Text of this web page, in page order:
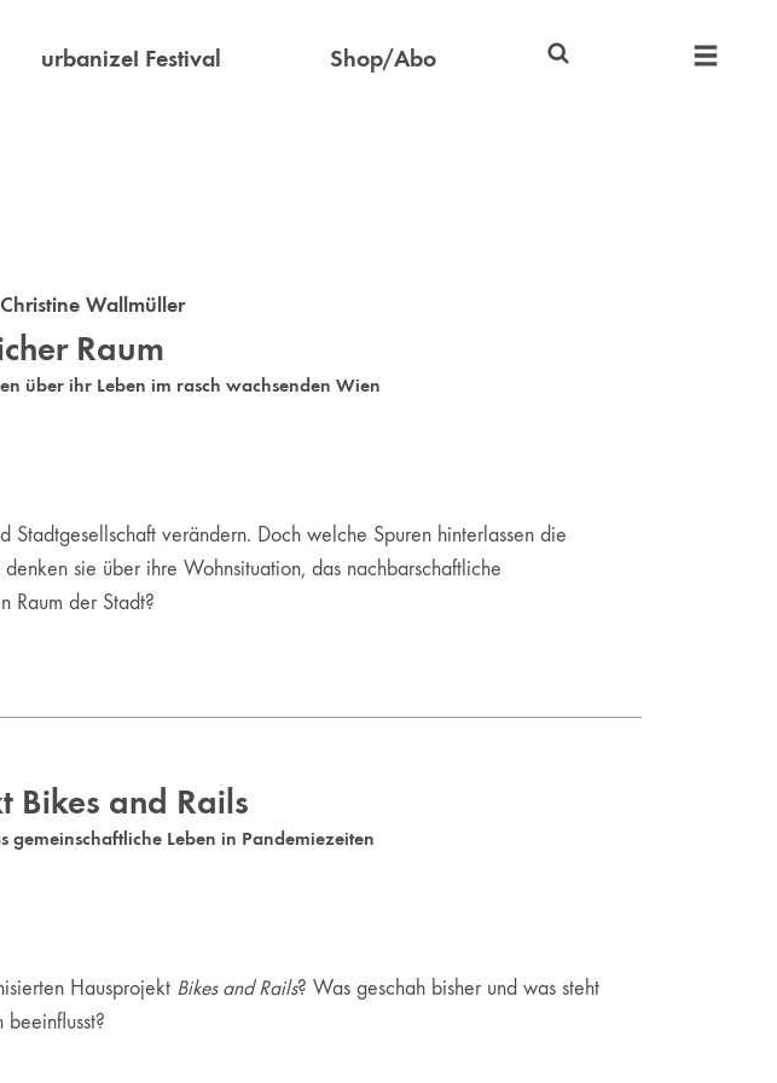
urbanize! Festival Shop/Abo
Christine Wallmüller
Raum
über ihr Leben im rasch wachsenden Wien
Stadtgesellschaft verändern. Doch welche Spuren hinterlassen die
sie über ihre Wohnsituation, das nachbarschaftliche
Raum der Stadt?
Bikes and Rails
Leben in Pandemiezeiten
Hausprojekt Bikes and Rails? Was geschah bisher und was steht